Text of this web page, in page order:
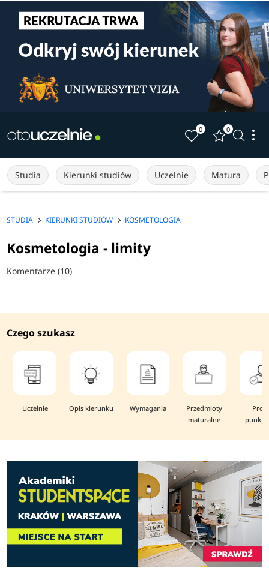
0 0
Studia Kierunki studiów Uczelnie Matura
STUDIA KIERUNKI STUDIÓW KOSMETOLOGIA
Kosmetologia - limity
Komentarze (10)
Czego szukasz
Uczelnie Opis kierunku Wymagania
Przedmioty
maturalne